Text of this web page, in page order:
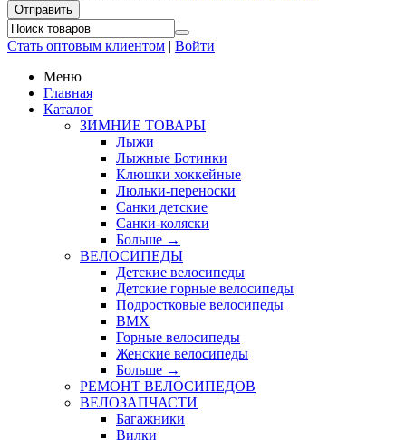
Отправить
Стать оптовым клиентом | Войти
Меню
Главная
Каталог
ЗИМНИЕ ТОВАРЫ
Лыжи
Лыжные Ботинки
Клюшки хоккейные
Люльки-переноски
Санки детские
Санки-коляски
Больше →
ВЕЛОСИПЕДЫ
Детские велосипеды
Детские горные велосипеды
Подростковые велосипеды
BMX
Горные велосипеды
Женские велосипеды
Больше →
РЕМОНТ ВЕЛОСИПЕДОВ
ВЕЛОЗАПЧАСТИ
Багажники
Вилки